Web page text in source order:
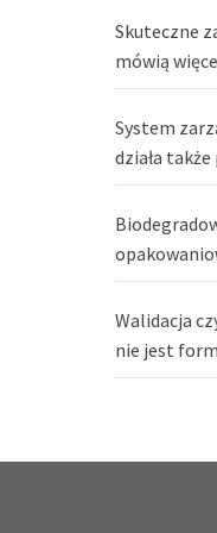
Skuteczne
mówią
System
działa
Walidacja
nie jest